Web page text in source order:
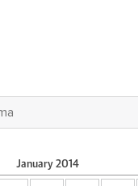
January 2014